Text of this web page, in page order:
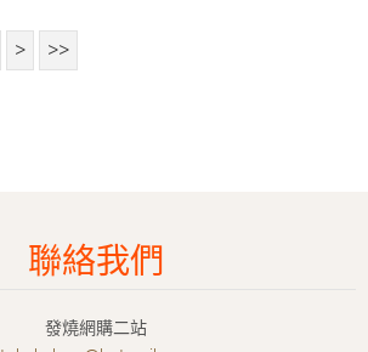
> >>
聯絡我們
發燒網購二站